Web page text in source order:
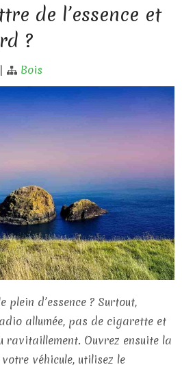
de l’essence et
?
| Bois
d’essence ? Surtout,
allumée, pas de cigarette et
ravitaillement. Ouvrez ensuite la
véhicule, utilisez le